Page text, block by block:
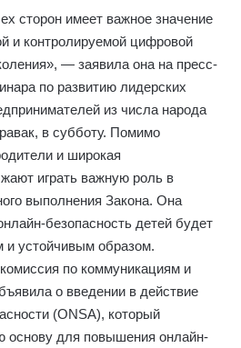
сторон имеет важное значение
и контролируемой цифровой
— заявила она на пресс-
по развитию лидерских
из числа народа
в субботу. Помимо
и широкая
играть важную роль в
выполнения Закона. Она
безопасность детей будет
и устойчивым образом.
по коммуникациям и
о введении в действие
(ONSA), который
основу для повышения онлайн-